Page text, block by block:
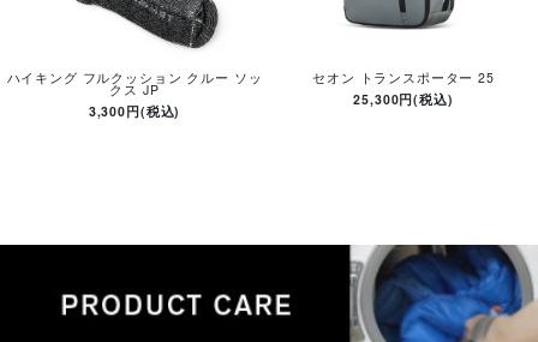
ハイキング フルクッション クルー ソッ
クス JP
3,300円(税込)
セオン トランスポーター 25
25,300円(税込)